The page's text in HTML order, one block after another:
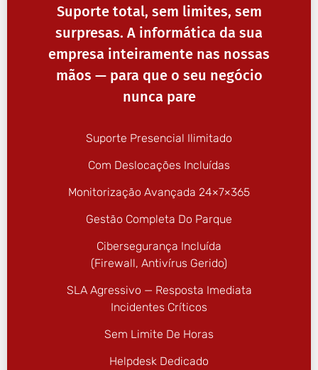
Suporte total, sem limites, sem
surpresas. A informática da sua
empresa inteiramente nas nossas
mãos — para que o seu negócio
nunca pare
Suporte Presencial Ilimitado
Com Deslocações Incluídas
Monitorização Avançada 24×7×365
Gestão Completa Do Parque
Cibersegurança Incluída
(firewall, Antivírus Gerido)
SLA Agressivo — Resposta Imediata
Incidentes Críticos
Sem Limite De Horas
Helpdesk Dedicado